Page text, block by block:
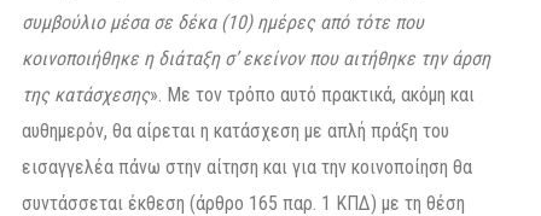
συμβούλιο μέσα σε δέκα (10) ημέρες από τότε που
κοινοποιήθηκε η διάταξη σ’ εκείνον που αιτήθηκε την άρση
της κατάσχεσης». Με τον τρόπο αυτό πρακτικά, ακόμη και
αυθημερόν, θα αίρεται η κατάσχεση με απλή πράξη του
εισαγγελέα πάνω στην αίτηση και για την κοινοποίηση θα
συντάσσεται έκθεση (άρθρο 165 παρ. 1 ΚΠΔ) με τη θέση